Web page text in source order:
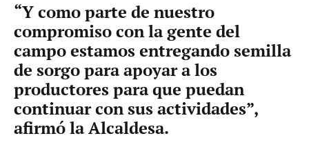
“Y como parte de nuestro
compromiso con la gente del
campo estamos entregando semilla
de sorgo para apoyar a los
productores para que puedan
continuar con sus actividades”,
afirmó la Alcaldesa.